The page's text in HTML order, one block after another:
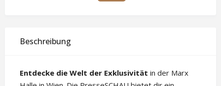
Beschreibung
Entdecke die Welt der Exklusivität in der Marx